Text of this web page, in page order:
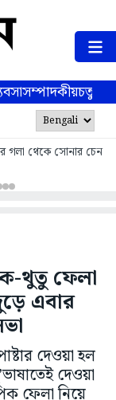
সম্পাদকীয়
গলা থেকে সোনার চেন
থুতু ফেলা
এবার
দেওয়া হল
দেওয়া
ফেলা নিয়ে